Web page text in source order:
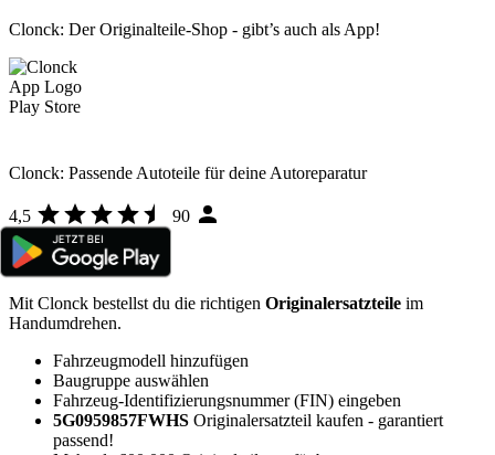
Clonck: Der Originalteile-Shop - gibt’s auch als App!
Clonck: Passende Autoteile für deine Autoreparatur
4,5 90
Mit Clonck bestellst du die richtigen Originalersatzteile im
Handumdrehen.
Fahrzeugmodell hinzufügen
Baugruppe auswählen
Fahrzeug-Identifizierungsnummer (FIN) eingeben
5G0959857FWHS Originalersatzteil kaufen - garantiert
passend!